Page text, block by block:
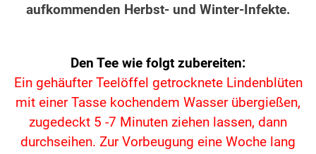
aufkommenden Herbst- und Winter-Infekte.
Den Tee wie folgt zubereiten:
Ein gehäufter Teelöffel getrocknete Lindenblüten
mit einer Tasse kochendem Wasser übergießen,
zugedeckt 5 -7 Minuten ziehen lassen, dann
durchseihen. Zur Vorbeugung eine Woche lang